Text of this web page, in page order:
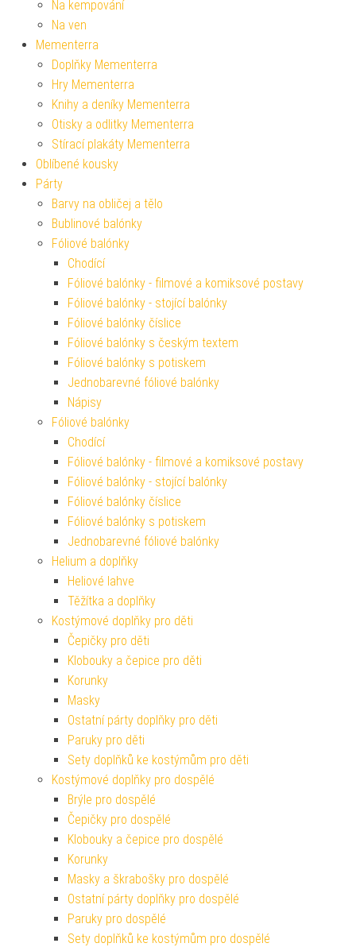
Na kempování
Na ven
Mementerra
Doplňky Mementerra
Hry Mementerra
Knihy a deníky Mementerra
Otisky a odlitky Mementerra
Stírací plakáty Mementerra
Oblíbené kousky
Párty
Barvy na obličej a tělo
Bublinové balónky
Fóliové balónky
Chodící
Fóliové balónky - filmové a komiksové postavy
Fóliové balónky - stojící balónky
Fóliové balónky číslice
Fóliové balónky s českým textem
Fóliové balónky s potiskem
Jednobarevné fóliové balónky
Nápisy
Fóliové balónky
Chodící
Fóliové balónky - filmové a komiksové postavy
Fóliové balónky - stojící balónky
Fóliové balónky číslice
Fóliové balónky s potiskem
Jednobarevné fóliové balónky
Helium a doplňky
Heliové lahve
Těžítka a doplňky
Kostýmové doplňky pro děti
Čepičky pro děti
Klobouky a čepice pro děti
Korunky
Masky
Ostatní párty doplňky pro děti
Paruky pro děti
Sety doplňků ke kostýmům pro děti
Kostýmové doplňky pro dospělé
Brýle pro dospělé
Čepičky pro dospělé
Klobouky a čepice pro dospělé
Korunky
Masky a škrabošky pro dospělé
Ostatní párty doplňky pro dospělé
Paruky pro dospělé
Sety doplňků ke kostýmům pro dospělé